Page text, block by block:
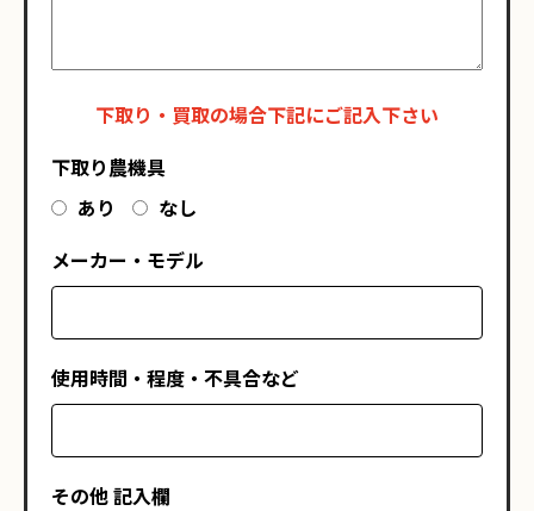
下取り・買取の場合下記にご記入下さい
下取り農機具
あり
なし
メーカー・モデル
使用時間・程度・不具合など
その他 記入欄